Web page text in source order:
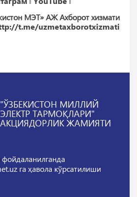
МЭТ» АЖ Ахборот хизмати
t.me/uzmetaxborotxizmati
"ЎЗБЕКИСТОН МИЛЛИЙ
ЭЛЕКТР ТАРМОҚЛАРИ"
АКЦИЯДОРЛИК ЖАМИЯТИ
га ҳавола кўрсатилиши